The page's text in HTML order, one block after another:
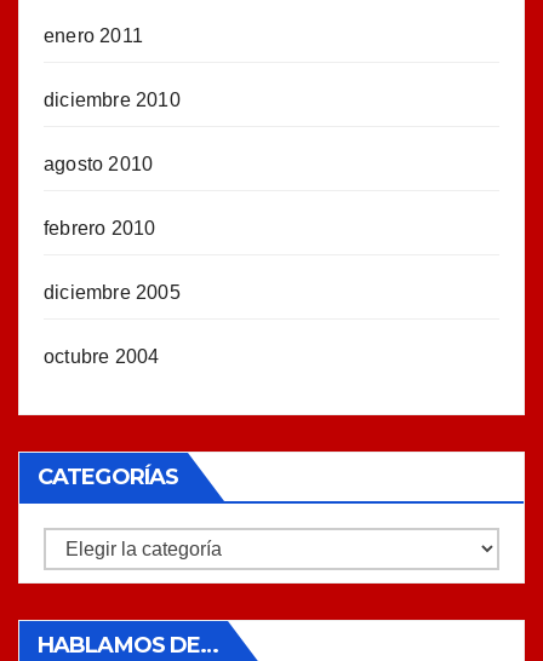
enero 2011
diciembre 2010
agosto 2010
febrero 2010
diciembre 2005
octubre 2004
CATEGORÍAS
Categorías
HABLAMOS DE…